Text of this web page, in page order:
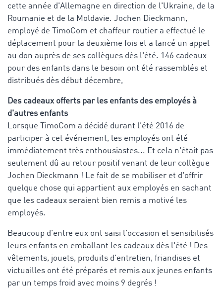
cette année d'Allemagne en direction de l'Ukraine, de la
Roumanie et de la Moldavie. Jochen Dieckmann,
employé de TimoCom et chaffeur routier a effectué le
déplacement pour la deuxième fois et a lancé un appel
au don auprès de ses collègues dès l'été. 146 cadeaux
pour des enfants dans le besoin ont été rassemblés et
distribués dès début décembre,
Des cadeaux offerts par les enfants des employés à
d'autres enfants
Lorsque TimoCom a décidé durant l'été 2016 de
participer à cet événement, les employés ont été
immédiatement très enthousiastes... Et cela n'était pas
seulement dû au retour positif venant de leur collègue
Jochen Dieckmann ! Le fait de se mobiliser et d'offrir
quelque chose qui appartient aux employés en sachant
que les cadeaux seraient bien remis a motivé les
employés.
Beaucoup d'entre eux ont saisi l'occasion et sensibilisés
leurs enfants en emballant les cadeaux dès l'été ! Des
vêtements, jouets, produits d'entretien, friandises et
victuailles ont été préparés et remis aux jeunes enfants
par un temps froid avec moins 9 degrés !